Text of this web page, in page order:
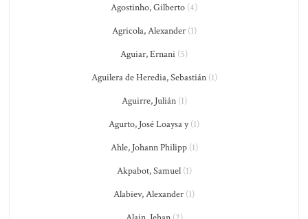
Agostinho, Gilberto (4)
Agricola, Alexander(1)
Aguiar, Ernani (5)
Aguilera de Heredia, Sebastián(1)
Aguirre, Julián(1)
Agurto, José Loaysa y(1)
Ahle, Johann Philipp(1)
Akpabot, Samuel(1)
Alabiev, Alexander (1)